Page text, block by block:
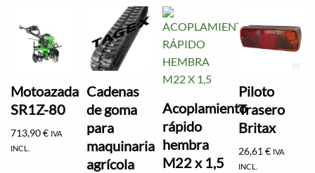
Motoazada
SR1Z-80
713,90€ IVA
INCL.
Cadenas
de goma
para
maquinaria
agrícola
Acoplamiento
rápido
hembra
M22 x 1,5
Piloto
Trasero
Britax
26,61€ IVA
INCL.